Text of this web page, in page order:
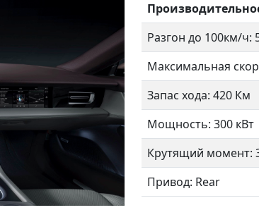
Следующий
Разгон до 100км/ч:
Максимальная
Запас хода: 420 Км
Мощность: 300 кВт
Крутящий момент:
Привод: Rear